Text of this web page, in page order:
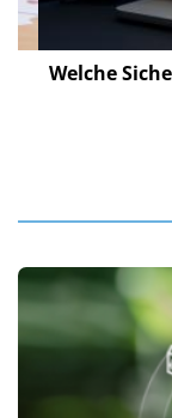
Welche